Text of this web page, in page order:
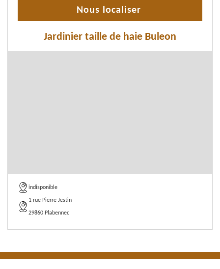
Nous localiser
Jardinier taille de haie Buleon
indisponible
1 rue Pierre Jestin
29860 Plabennec